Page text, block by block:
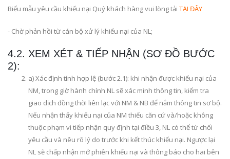
Biểu mẫu yêu cầu khiếu nại Quý khách hàng vui lòng tải TẠI ĐÂY
- Chờ phản hồi từ cán bộ xử lý khiếu nại của NL;
4.2. XEM XÉT & TIẾP NHẬN (SƠ ĐỒ BƯỚC
2):
a) Xác định tính hợp lệ (bước 2.1): khi nhận được khiếu nại của
NM, trong giờ hành chính NL sẽ xác minh thông tin, kiểm tra
giao dịch đồng thời liên lạc với NM & NB để nắm thông tin sơ bộ.
Nếu nhận thấy khiếu nại của NM thiếu căn cứ và/hoặc không
thuộc phạm vi tiếp nhận quy định tại điều 3, NL có thể từ chối
yêu cầu và nêu rõ lý do trước khi kết thúc khiếu nại. Ngược lại
NL sẽ chấp nhận mở phiên khiếu nại và thông báo cho hai bên